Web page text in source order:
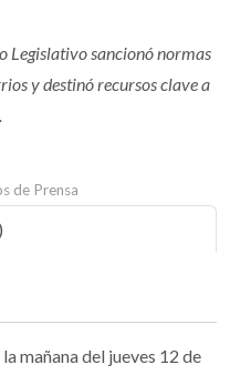
Legislativo sancionó normas
y destinó recursos clave a
de Prensa
mañana del jueves 12 de